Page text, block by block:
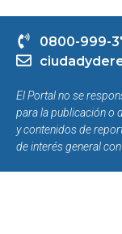
0800-999-
El Portal no se
para la publicación o
y contenidos de
de interés general